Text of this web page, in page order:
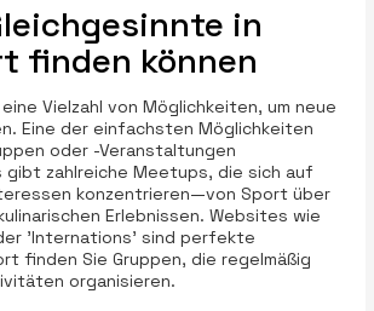
in
finden können
Vielzahl von Möglichkeiten, um neue
Eine der einfachsten Möglichkeiten
oder -Veranstaltungen
gibt zahlreiche Meetups, die sich auf
konzentrieren—von Sport über
Erlebnissen. Websites wie
'Internations' sind perfekte
finden Sie Gruppen, die regelmäßig
organisieren.